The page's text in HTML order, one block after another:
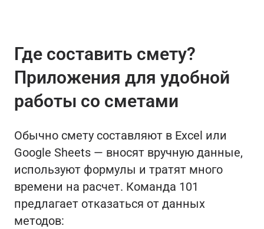
Где составить смету?
Приложения для удобной
работы со сметами
Обычно смету составляют в Excel или
Google Sheets — вносят вручную данные,
используют формулы и тратят много
времени на расчет. Команда 101
предлагает отказаться от данных
методов: